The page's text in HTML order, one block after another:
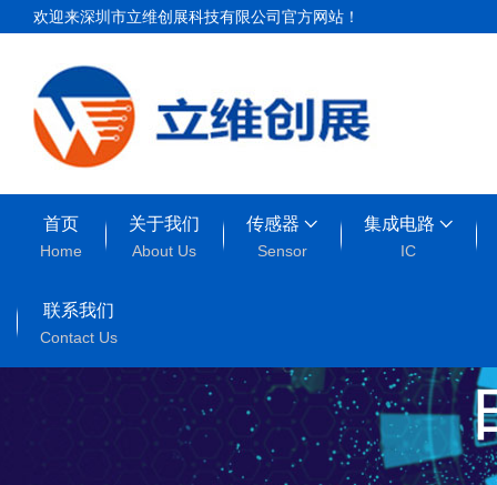
欢迎来深圳市立维创展科技有限公司官方网站！
首页
Home
关于我们
About Us
传感器
Sensor
集成电路
IC
联系我们
Contact Us